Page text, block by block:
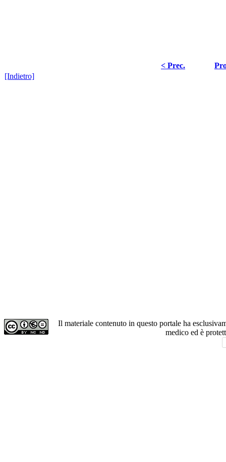
< Prec.
[Indietro]
Il materiale contenuto in questo portale ha
medico ed è